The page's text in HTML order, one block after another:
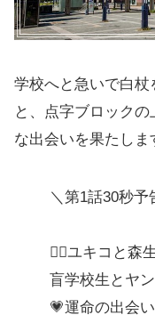
学校へと急いで白杖
と、点字ブロック
な出会いを果たしま
＼第1話30秒予
🙍‍♀️ユキコと森
盲学校生とヤ
💗運命の出会